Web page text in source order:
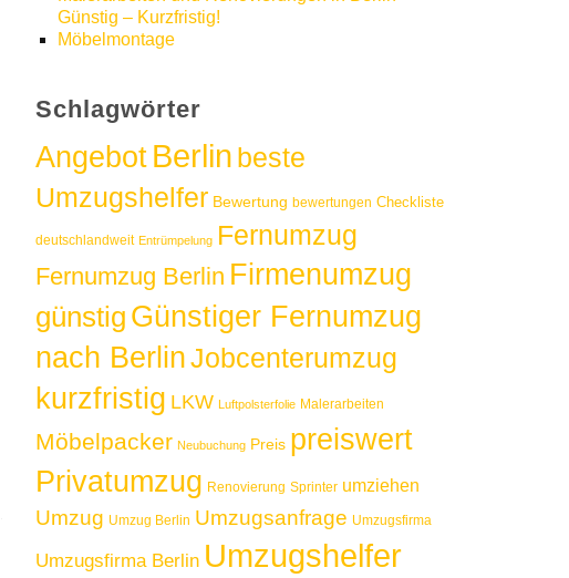
Günstig – Kurzfristig!
Möbelmontage
Schlagwörter
AngebotBerlin beste
Umzugshelfer Bewertung bewertungen Checkliste
deutschlandweit Entrümpelung Fernumzug
Fernumzug Berlin Firmenumzug
günstig Günstiger Fernumzug
nach BerlinJobcenterumzug
kurzfristig LKW Luftpolsterfolie Malerarbeiten
Möbelpacker Neubuchung Preis preiswert
Privatumzug Renovierung Sprinter umziehen
Umzug Umzug Berlin Umzugsanfrage Umzugsfirma
Umzugsfirma Berlin Umzugshelfer